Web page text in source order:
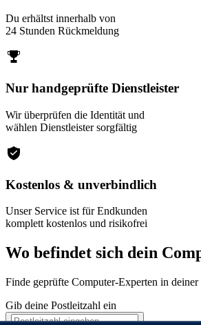
Du erhältst innerhalb von
24 Stunden Rückmeldung
Nur handgeprüfte Dienstleister
Wir überprüfen die Identität und
wählen Dienstleister sorgfältig
Kostenlos & unverbindlich
Unser Service ist für Endkunden
komplett kostenlos und risikofrei
Wo befindet sich dein
Finde geprüfte Computer-Experten in deiner
Gib deine Postleitzahl ein